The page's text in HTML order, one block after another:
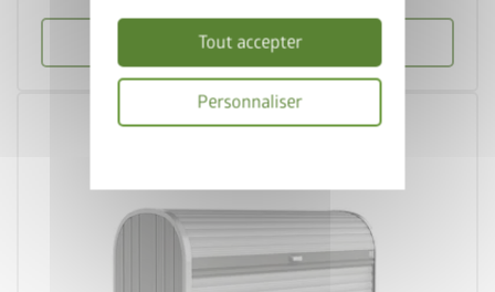
Tout accepter
Personnaliser
confidentialité
Accéder au produit